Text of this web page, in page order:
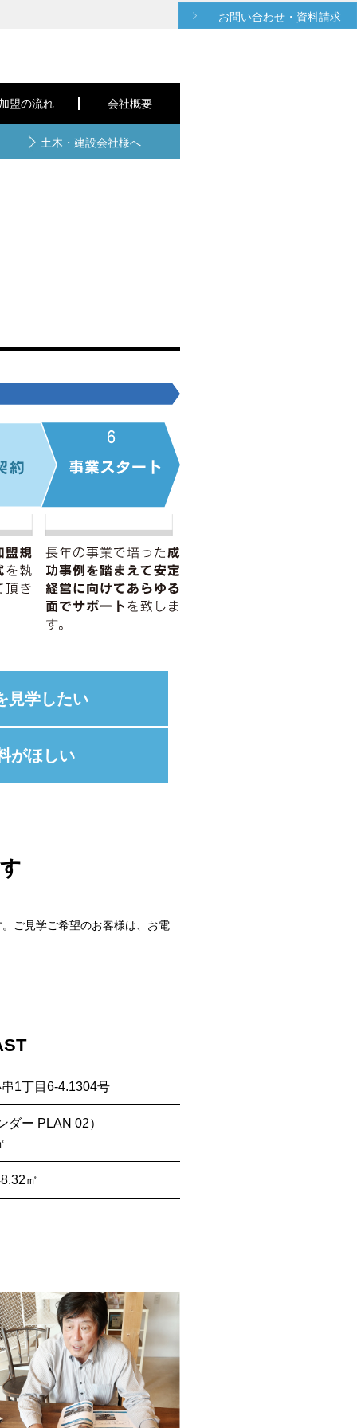
お問い合わせ・資料請求
盟の流れ 会社概要
土木・建設会社様へ
見学したい
がほしい
ご見学ご希望のお客様は、お電
1丁目6-4.1304号
ー PLAN 02）
㎡